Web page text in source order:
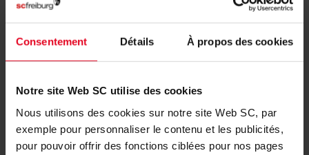
Consentement Détails À propos des cookies
Notre site Web SC utilise des cookies
Nous utilisons des cookies sur notre site Web SC, par
exemple pour personnaliser le contenu et les publicités,
pour pouvoir offrir des fonctions ciblées pour nos pages
DEINE NACHRICHT
HCAPTCHA